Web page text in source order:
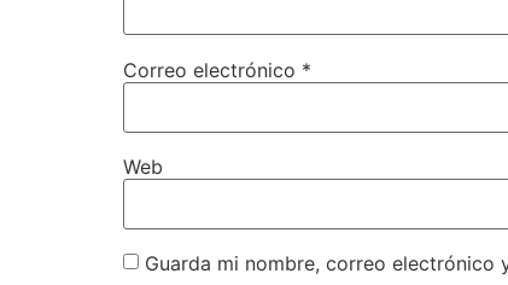
Correo electrónico *
Web
Guarda mi nombre, correo electrónico